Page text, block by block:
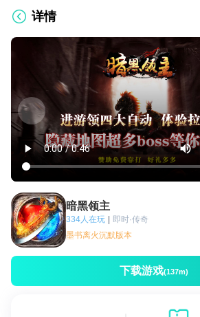
详情
暗黑领主
334人在玩 | 即时·传奇
墨书离火沉默版本
下载游戏(137m)